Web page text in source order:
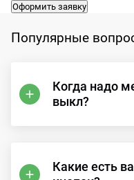
Оформить заявку
Популярные
Когда надо
выкл?
Какие есть